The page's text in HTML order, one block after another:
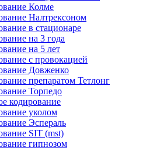
Колме
Налтрексоном
в стационаре
на 3 года
на 5 лет
с провокацией
Довженко
препаратом Тетлонг
Торпедо
кодирование
уколом
Эспераль
SIT (mst)
гипнозом